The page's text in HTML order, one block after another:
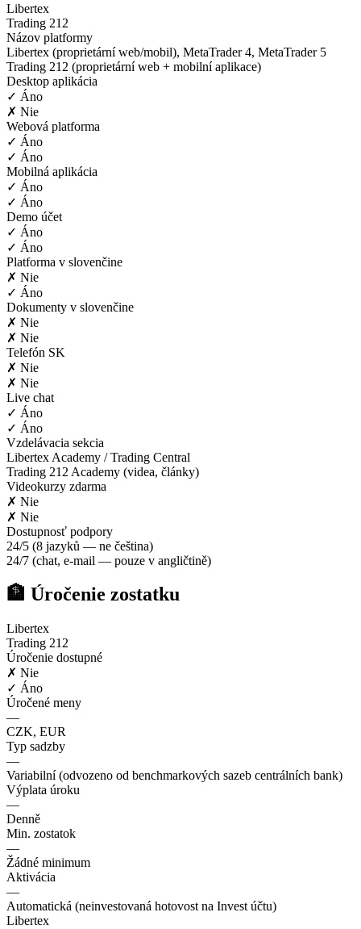
Libertex
Trading 212
Názov platformy
Libertex (proprietární web/mobil), MetaTrader 4, MetaTrader 5
Trading 212 (proprietární web + mobilní aplikace)
Desktop aplikácia
✓ Áno
✗ Nie
Webová platforma
✓ Áno
✓ Áno
Mobilná aplikácia
✓ Áno
✓ Áno
Demo účet
✓ Áno
✓ Áno
Platforma v slovenčine
✗ Nie
✓ Áno
Dokumenty v slovenčine
✗ Nie
✗ Nie
Telefón SK
✗ Nie
✗ Nie
Live chat
✓ Áno
✓ Áno
Vzdelávacia sekcia
Libertex Academy / Trading Central
Trading 212 Academy (videa, články)
Videokurzy zdarma
✗ Nie
✗ Nie
Dostupnosť podpory
24/5 (8 jazyků — ne čeština)
24/7 (chat, e-mail — pouze v angličtině)
🏦 Úročenie zostatku
Libertex
Trading 212
Úročenie dostupné
✗ Nie
✓ Áno
Úročené meny
—
CZK, EUR
Typ sadzby
—
Variabilní (odvozeno od benchmarkových sazeb centrálních bank)
Výplata úroku
—
Denně
Min. zostatok
—
Žádné minimum
Aktivácia
—
Automatická (neinvestovaná hotovost na Invest účtu)
Libertex